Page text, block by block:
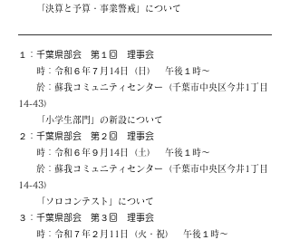
「決算と予算・事業警戒」について
１：千葉県部会 第１回 理事会
時：令和６年７月14日（日） 午後１時〜
於：蘇我コミュニティセンター（千葉市中央区今井1丁目
14-43）
「小学生部門」の新設について
２：千葉県部会 第２回 理事会
時：令和６年９月14日（土） 午後１時〜
於：蘇我コミュニティセンター（千葉市中央区今井1丁目
14-43）
「ソロコンテスト」について
３：千葉県部会 第３回 理事会
時：令和７年２月11日（火・祝） 午後１時〜